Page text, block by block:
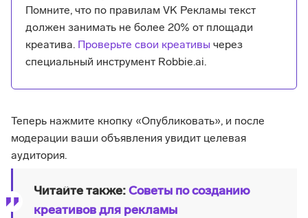
Помните, что по правилам VK Рекламы текст
должен занимать не более 20% от площади
креатива. Проверьте свои креативы через
специальный инструмент Robbie.ai.
Теперь нажмите кнопку «Опубликовать», и после
модерации ваши объявления увидит целевая
аудитория.
Читайте также: Советы по созданию
креативов для рекламы